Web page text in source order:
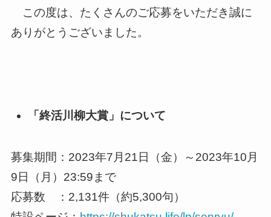
この度は、たくさんのご応募をいただき誠に
ありがとうございました。
「終活川柳大賞」について
募集期間：2023年7月21日（金）～2023年10月
9日（月）23:59まで
応募数 ：2,131件（約5,300句）